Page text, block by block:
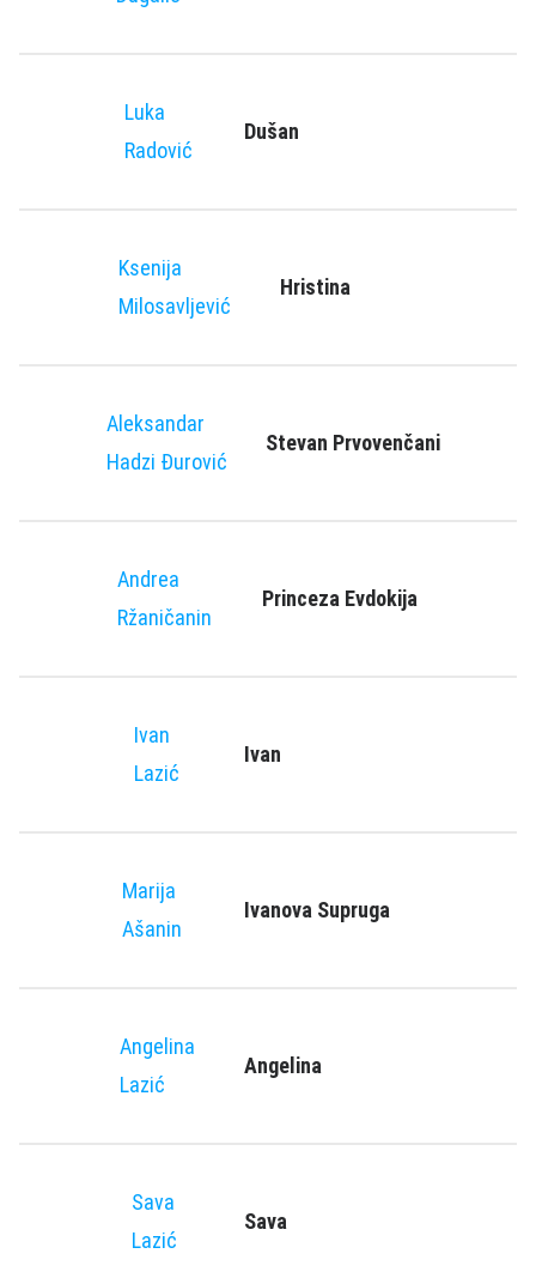
Luka
Radović
Dušan
Ksenija
Milosavljević
Hristina
Aleksandar
Hadzi Đurović
Stevan Prvovenčani
Andrea
Ržaničanin
Princeza Evdokija
Ivan
Lazić
Ivan
Marija
Ašanin
Ivanova Supruga
Angelina
Lazić
Angelina
Sava
Lazić
Sava